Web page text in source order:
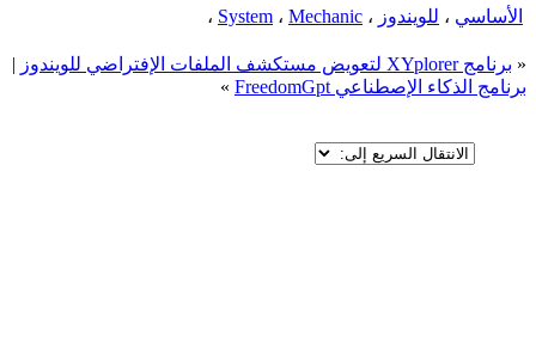
الأساسي ، للويندوز ، System ، Mechanic ،
« برنامج XYplorer لتعويض مستكشف الملفات الإفتراضي للويندوز
|
برنامج الذكاء الإصطناعي FreedomGpt
»